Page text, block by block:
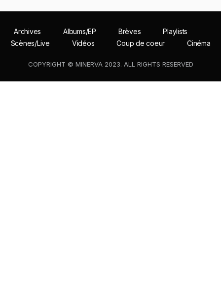
Archives Albums/EP Brèves
Playlists
Scènes/Live
Vidéos Coup de coeur Cinéma
COPYRIGHT © MINERVA 2023. ALL RIGHTS RESERVED